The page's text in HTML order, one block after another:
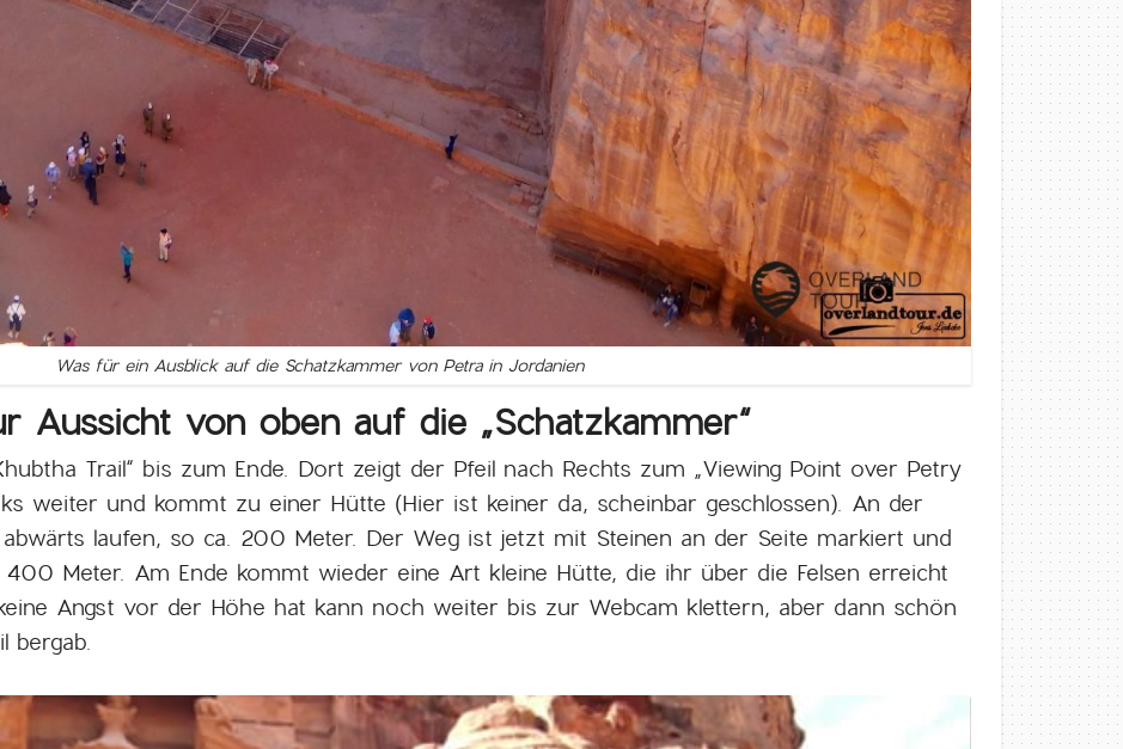
Was für ein Ausblick auf die Schatzkammer von Petra in Jordanien
Aussicht von oben auf die „Schatzkammer“
Trail“ bis zum Ende. Dort zeigt der Pfeil nach Rechts zum „Viewing Point over Petry
weiter und kommt zu einer Hütte (Hier ist keiner da, scheinbar geschlossen). An der
laufen, so ca. 200 Meter. Der Weg ist jetzt mit Steinen an der Seite markiert und
Meter. Am Ende kommt wieder eine Art kleine Hütte, die ihr über die Felsen erreicht
Angst vor der Höhe hat kann noch weiter bis zur Webcam klettern, aber dann schön
bergab.